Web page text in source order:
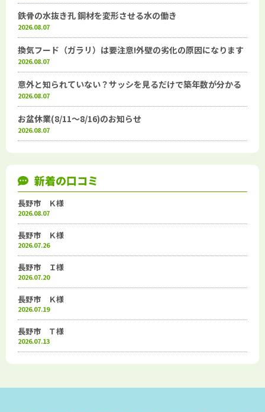
鉄骨の水抜き孔 鋼材を変形させる水の働き
2026.08.07
換気フード（ガラリ）は要注意!外壁の劣化の原因になります
2026.08.07
意外と知られていない？サッシを見るだけで築年数が分かる
2026.08.07
お盆休業(8/11～8/16)のお知らせ
2026.08.07
新着の口コミ
長野市 Ｋ様
2026.08.07
長野市 Ｋ様
2026.07.26
長野市 Ｉ様
2026.07.20
長野市 Ｋ様
2026.07.19
長野市 Ｔ様
2026.07.13